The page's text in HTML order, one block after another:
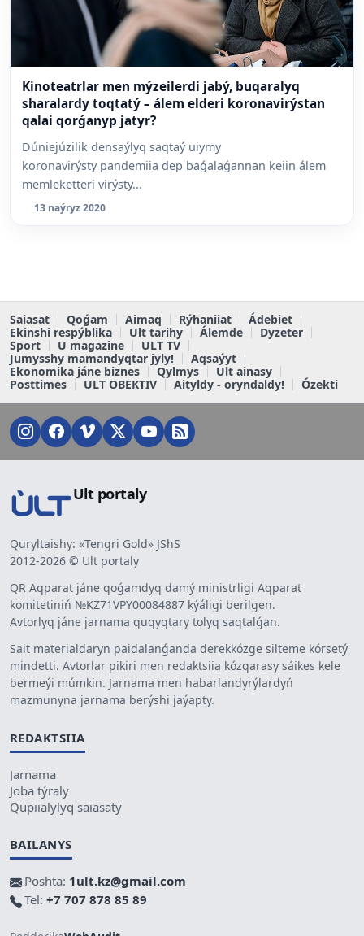
Kinoteatrlar men mýzeilerdi jabý, buqaralyq
sharalardy toqtatý – álem elderi koronavirýstan
qalai qorǵanyp jatyr?
Dúniejúzilik densaýlyq saqtaý uiymy
koronavirýsty pandemiia dep baǵalaǵannan keiin álem
memleketteri virýsty...
13 naýryz 2020
Saiasat Qoǵam Aimaq Rýhaniiat
Ádebiet
Ekinshi respýblika
Ult tarihy Álemde
Dyzeter
Sport
U magazine
ULT TV
Jumysshy mamandyqtar jyly!
Aqsaýyt
Ekonomika jáne biznes
Qylmys
Ult ainasy
Posttimes
ULT OBEKTIV Aityldy - oryndaldy! Ózekti
Ult portaly
Quryltaishy: «Tengri Gold» JShS
2012-2026 © Ult portaly
QR Aqparat jáne qoǵamdyq damý ministrligi Aqparat
komitetiniń №KZ71VPY00084887 kýáligi berilgen.
Avtorlyq jáne jarnama quqyqtary tolyq saqtalǵan.
Sait materialdaryn paidalanǵanda derekkózge silteme kórsetý
mindetti. Avtorlar pikiri men redaktsiia kózqarasy sáikes kele
bermeýi múmkin. Jarnama men habarlandyrýlardyń
mazmunyna jarnama berýshi jaýapty.
REDAKTSIIA
Jarnama
Joba týraly
Qupiialylyq saiasaty
BAILANYS
Poshta: 1ult.kz@gmail.com
Tel: +7 707 878 85 89